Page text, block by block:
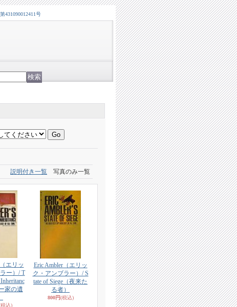
431090012411号
説明付き一覧 写真のみ一覧
エリッ
ー）/ T
家の遺
込)
Eric Ambler（エリッ
ク・アンブラー）/ S
tate of Siege（夜来た
る者）
800円(税込)